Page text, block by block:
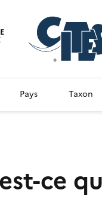
Pays Taxon
ce